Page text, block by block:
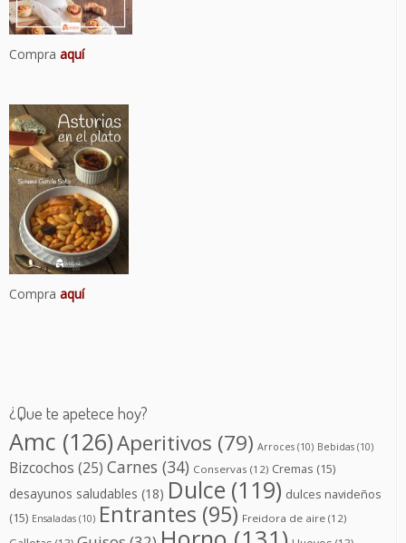
Compra aquí
Compra aquí
¿Que te apetece hoy?
Amc (126)Aperitivos (79) Arroces (10) Bebidas (10)
Bizcochos (25) Carnes (34) Conservas (12) Cremas (15)
desayunos saludables (18) Dulce (119) dulces navideños
(15) Ensaladas (10) Entrantes (95) Freidora de aire (12)